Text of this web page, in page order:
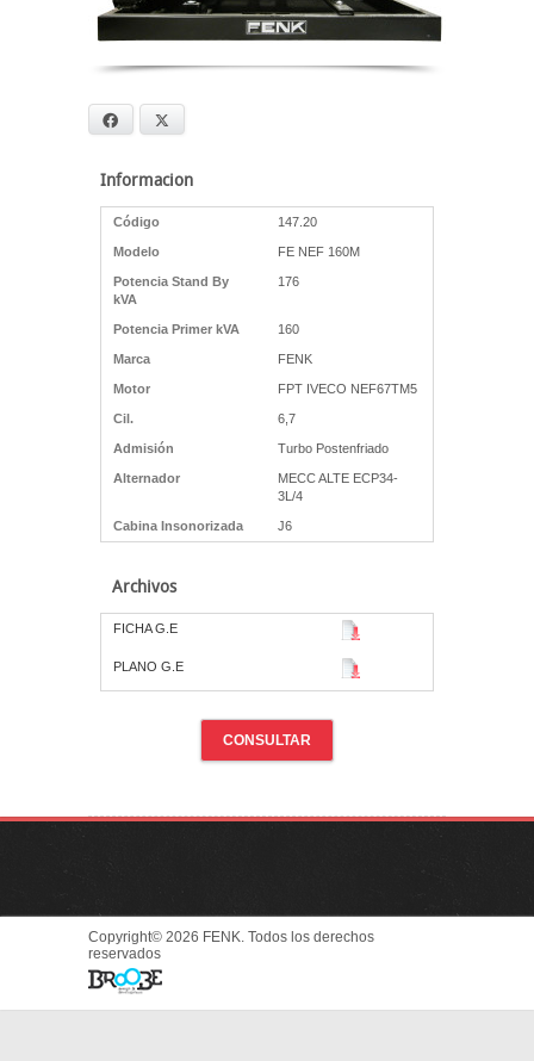
Facebook
Informacion
Código 147.20
Modelo FE NEF 160M
Potencia Stand By
kVA
176
Potencia Primer kVA 160
Marca FENK
Motor FPT IVECO NEF67TM5
Cil. 6,7
Admisión Turbo Postenfriado
Alternador
MECC ALTE ECP34-
3L/4
Cabina Insonorizada J6
Archivos
FICHA G.E
PLANO G.E
CONSULTAR
Copyright© 2026 FENK. Todos los derechos
reservados